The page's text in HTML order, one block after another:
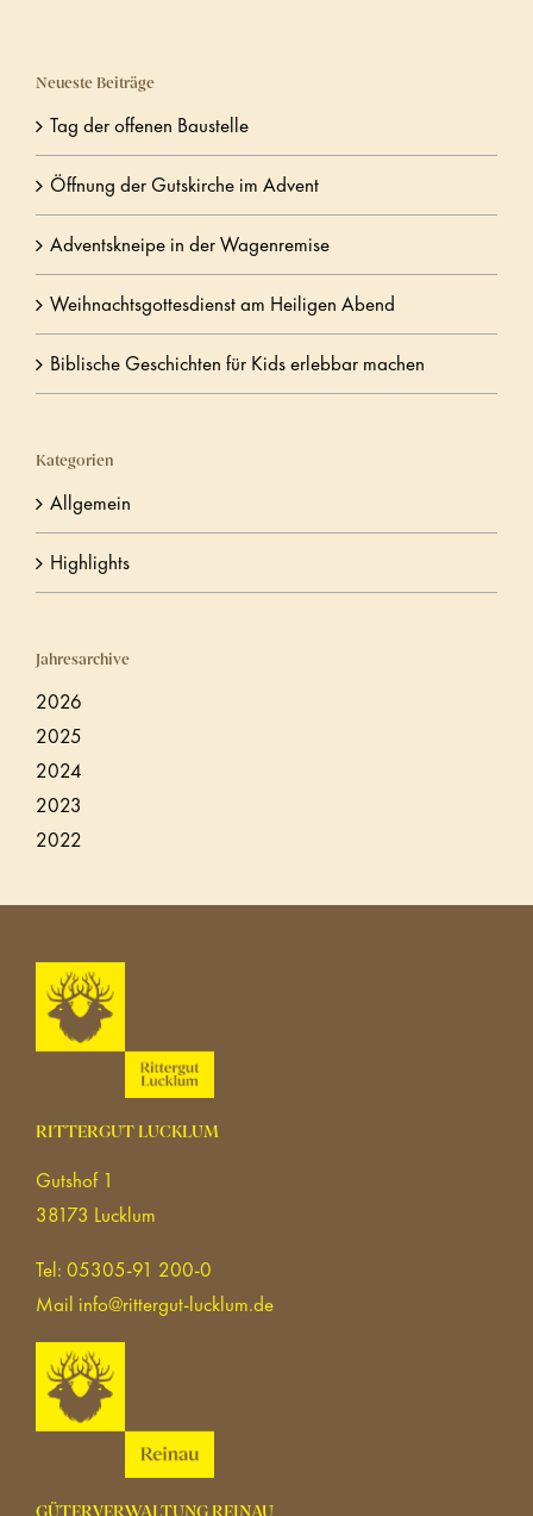
Neueste Beiträge
Tag der offenen Baustelle
Öffnung der Gutskirche im Advent
Adventskneipe in der Wagenremise
Weihnachtsgottesdienst am Heiligen Abend
Biblische Geschichten für Kids erlebbar machen
Kategorien
Allgemein
Highlights
Jahresarchive
2026
2025
2024
2023
2022
RITTERGUT LUCKLUM
Gutshof 1
38173 Lucklum
Tel: 05305-91 200-0
Mail info@rittergut-lucklum.de
GÜTERVERWALTUNG REINAU